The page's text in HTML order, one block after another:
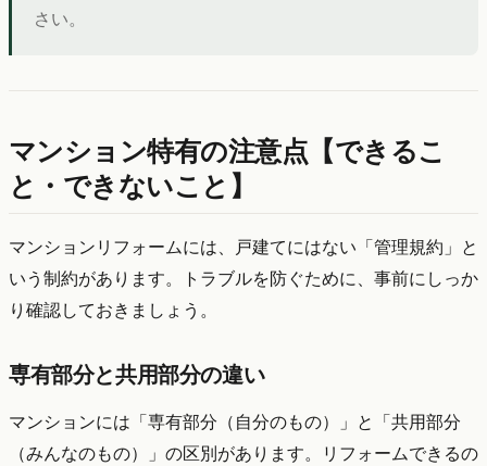
さい。
マンション特有の注意点【できるこ
と・できないこと】
マンションリフォームには、戸建てにはない「管理規約」と
いう制約があります。トラブルを防ぐために、事前にしっか
り確認しておきましょう。
専有部分と共用部分の違い
マンションには「専有部分（自分のもの）」と「共用部分
（みんなのもの）」の区別があります。リフォームできるの